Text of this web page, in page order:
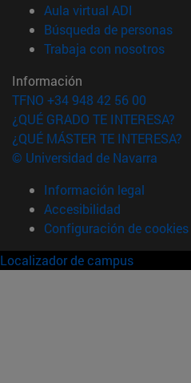
Aula virtual ADI
Búsqueda de personas
Trabaja con nosotros
Información
TFNO +34 948 42 56 00
¿QUÉ GRADO TE INTERESA?
¿QUÉ MÁSTER TE INTERESA?
© Universidad de Navarra
Información legal
Accesibilidad
Configuración de cookies
Localizador de campus